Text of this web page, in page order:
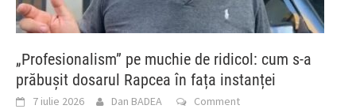
„Profesionalism” pe muchie de ridicol: cum s-a
prăbușit dosarul Rapcea în fața instanței
7 iulie 2026 Dan BADEA Comment